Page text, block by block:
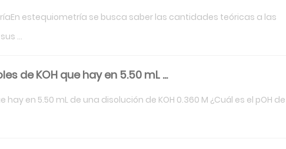
estequiometría se busca saber las cantidades teóricas a las
...
de KOH que hay en 5.50 mL ...
en 5.50 mL de una disolución de KOH 0.360 M ¿Cuál es el pOH de